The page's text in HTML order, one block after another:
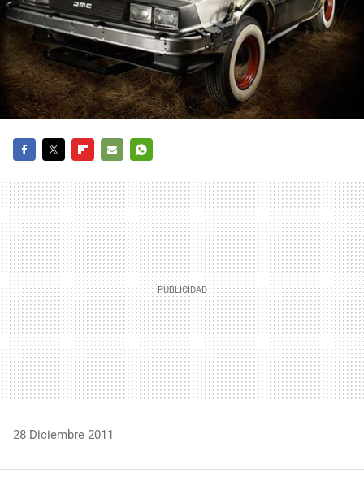
MAIL
28 Diciembre 2011